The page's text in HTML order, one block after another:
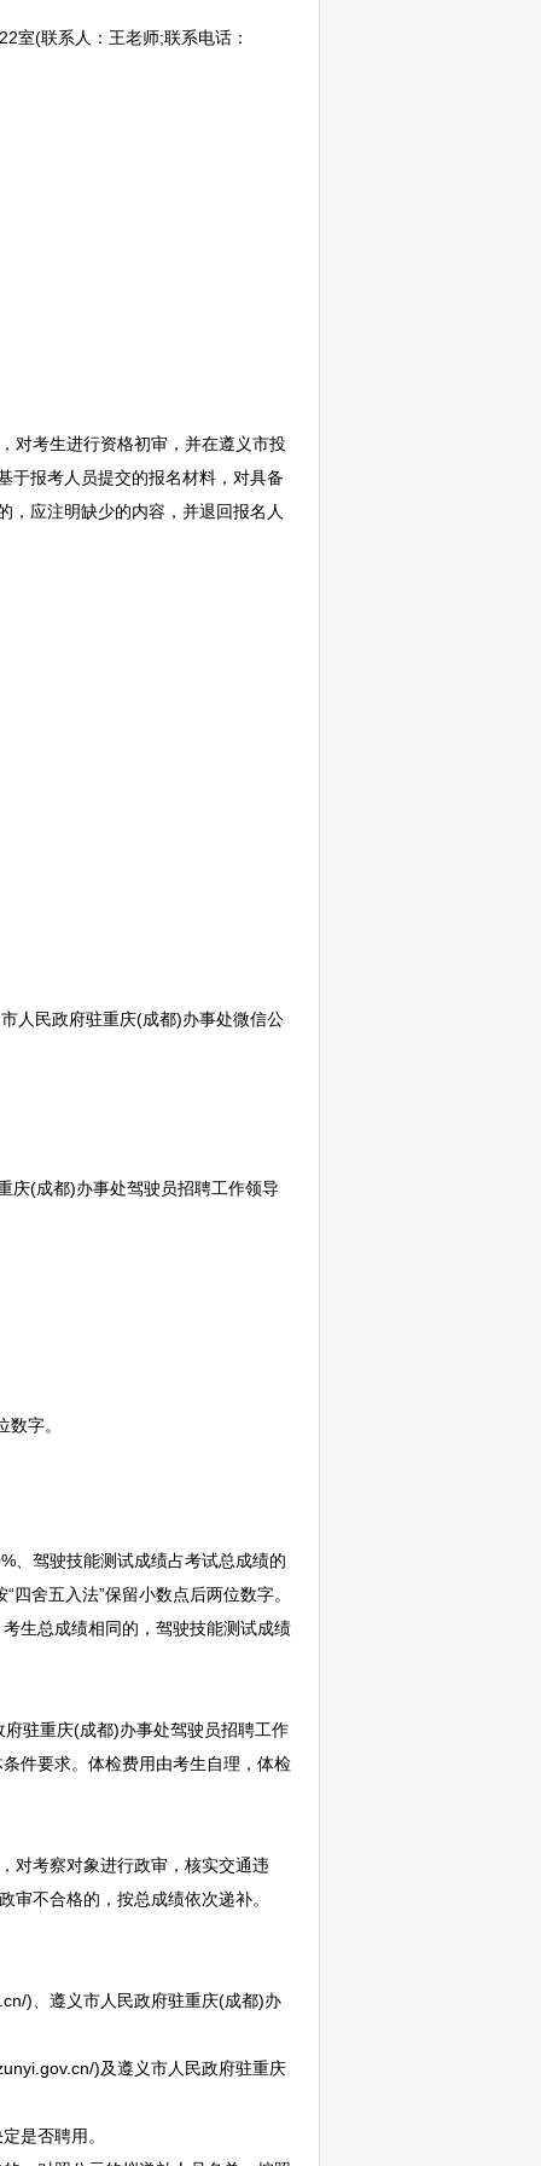
(联系人：王老师;联系电话：
对考生进行资格初审，并在遵义市投
于报考人员提交的报名材料，对具备
，应注明缺少的内容，并退回报名人
市人民政府驻重庆(成都)办事处微信公
庆(成都)办事处驾驶员招聘工作领导
字。
驾驶技能测试成绩占考试总成绩的
舍五入法”保留小数点后两位数字。
生总成绩相同的，驾驶技能测试成绩
府驻重庆(成都)办事处驾驶员招聘工作
件要求。体检费用由考生自理，体检
对考察对象进行政审，核实交通违
不合格的，按总成绩依次递补。
)、 遵义市人民政府驻重庆(成都)办
)及遵义市人民政府驻重庆
是否聘用。